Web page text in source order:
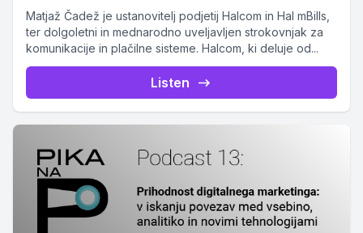
Matjaž Čadež je ustanovitelj podjetij Halcom in Hal mBills,
ter dolgoletni in mednarodno uveljavljen strokovnjak za
komunikacije in plačilne sisteme. Halcom, ki deluje od...
Listen